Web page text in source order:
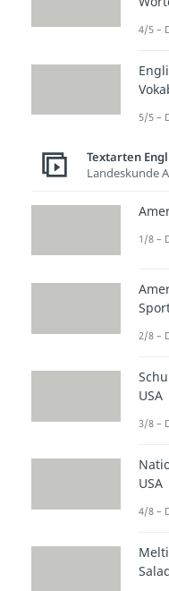
4/5 –
5/5 –
Textarten
Landeskunde
1/8 –
2/8 –
USA
3/8 –
USA
4/8 –